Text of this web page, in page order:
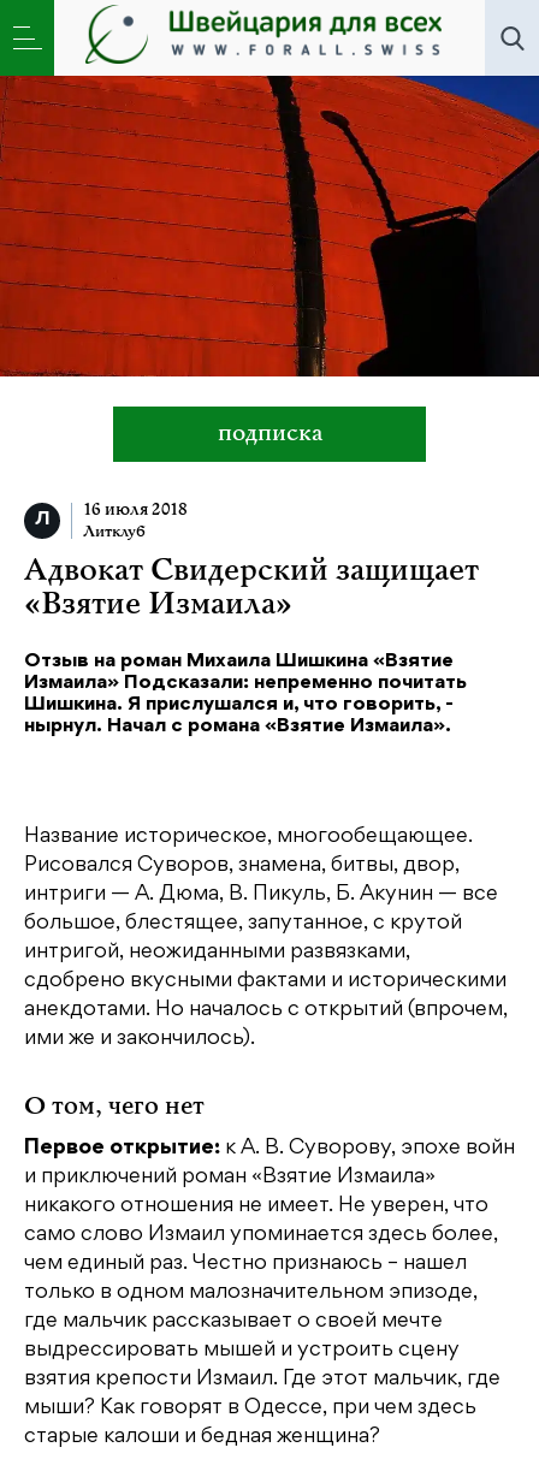
Литклуб, Новости»Адвокат Свидерский защищает
«Взятие Измаила»
подписка
16 июля 2018
Литклуб
Адвокат Свидерский защищает
«Взятие Измаила»
Отзыв на роман Михаила Шишкина «Взятие
Измаила» Подсказали: непременно почитать
Шишкина. Я прислушался и, что говорить, -
нырнул. Начал с романа «Взятие Измаила».
Название историческое, многообещающее.
Рисовался Суворов, знамена, битвы, двор,
интриги — А. Дюма, В. Пикуль, Б. Акунин — все
большое, блестящее, запутанное, с крутой
интригой, неожиданными развязками,
сдобрено вкусными фактами и историческими
анекдотами. Но началось с открытий (впрочем,
ими же и закончилось).
О том, чего нет
Первое открытие: к А. В. Суворову, эпохе войн
и приключений роман «Взятие Измаила»
никакого отношения не имеет. Не уверен, что
само слово Измаил упоминается здесь более,
чем единый раз. Честно признаюсь – нашел
только в одном малозначительном эпизоде,
где мальчик рассказывает о своей мечте
выдрессировать мышей и устроить сцену
взятия крепости Измаил. Где этот мальчик, где
мыши? Как говорят в Одессе, при чем здесь
старые калоши и бедная женщина?